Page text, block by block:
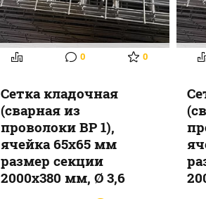
0 0
Сетка кладочная
(сварная из
проволоки ВР 1),
ячейка 65х65 мм
размер секции
2000х380 мм, Ø 3,6